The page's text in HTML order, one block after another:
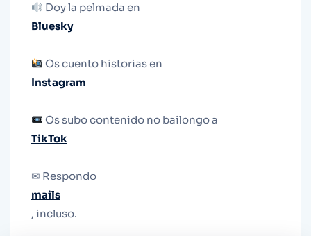
Doy la pelmada en
Bluesky
Os cuento historias en
Instagram
Os subo contenido no bailongo a
TikTok
✉ Respondo
mails
, incluso.